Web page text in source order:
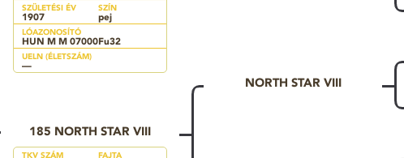
SZÜLETÉSI ÉV
1907
SZÍN
pej
LÓAZONOSÍTÓ
HUN M M 07000Fu32
UELN (ÉLETSZÁM)
—
185 NORTH STAR VIII
TKV SZÁM FAJTA
NORTH STAR VIII